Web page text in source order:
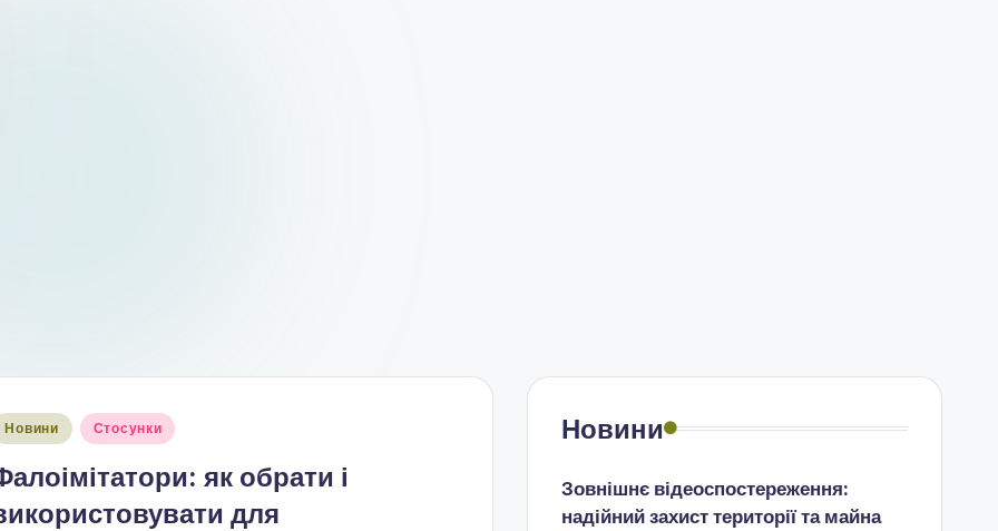
Новини Стосунки
як обрати і
для
Новини
Зовнішнє відеоспостереження:
надійний захист території та майна